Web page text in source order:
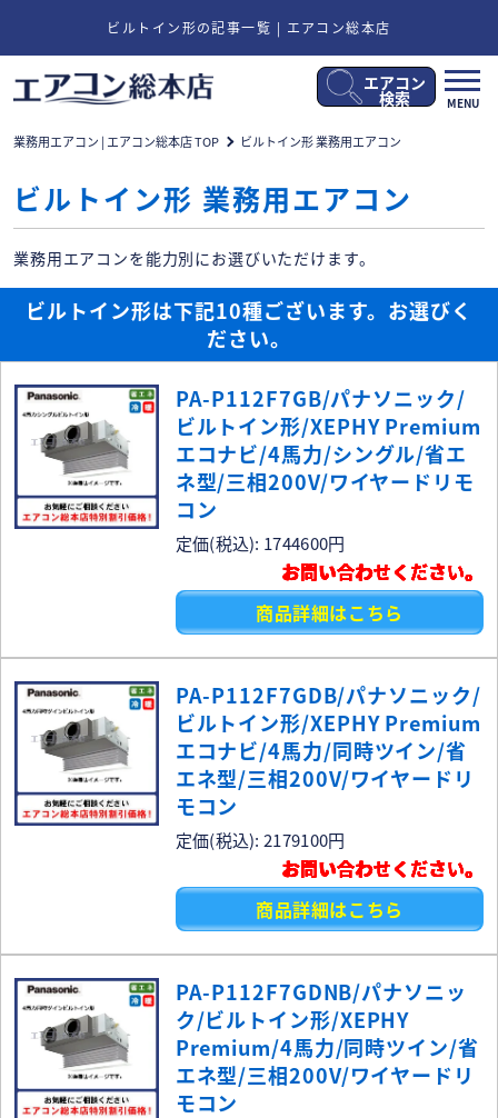
ビルトイン形の記事一覧 | エアコン総本店
メ
ニ
MENU
エアコン
検索
業務用エアコン | エアコン総本店 TOP ビルトイン形 業務用エアコン
ビルトイン形 業務用エアコン
業務用エアコンを能力別にお選びいただけます。
ビルトイン形は下記10種ございます。お選びく
ださい。
PA-P112F7GB/パナソニック/
ビルトイン形/XEPHY Premium
エコナビ/4馬力/シングル/省エ
ネ型/三相200V/ワイヤードリモ
コン
定価(税込): 1744600円
お問い合わせください。
商品詳細はこちら
PA-P112F7GDB/パナソニック/
ビルトイン形/XEPHY Premium
エコナビ/4馬力/同時ツイン/省
エネ型/三相200V/ワイヤードリ
モコン
定価(税込): 2179100円
お問い合わせください。
商品詳細はこちら
PA-P112F7GDNB/パナソニッ
ク/ビルトイン形/XEPHY
Premium/4馬力/同時ツイン/省
エネ型/三相200V/ワイヤードリ
モコン